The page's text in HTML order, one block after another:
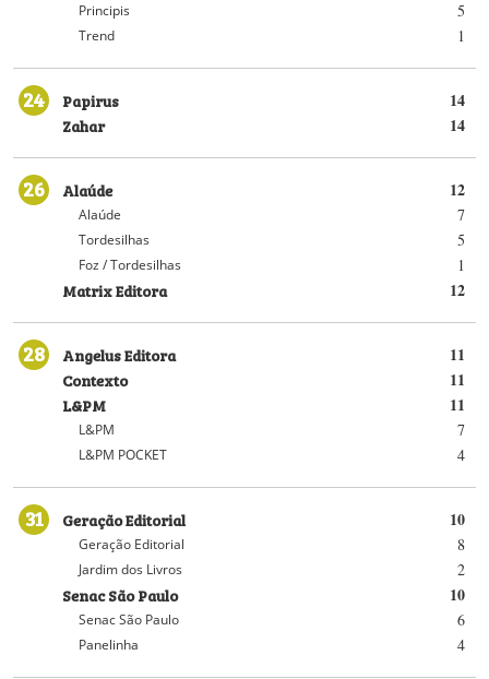
5
Principis
1
Trend
24 14
Papirus
14
Zahar
26 12
Alaúde
7
Alaúde
5
Tordesilhas
1
Foz / Tordesilhas
12
Matrix Editora
28 11
Angelus Editora
11
Contexto
11
L&PM
7
L&PM
4
L&PM POCKET
31 10
Geração Editorial
8
Geração Editorial
2
Jardim dos Livros
10
Senac São Paulo
6
Senac São Paulo
4
Panelinha